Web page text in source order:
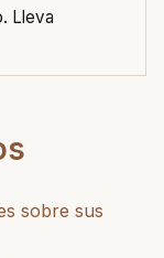
Lleva
sobre sus